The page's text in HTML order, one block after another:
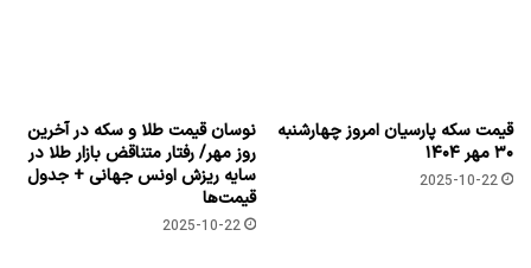
قیمت سکه پارسیان امروز چهارشنبه
۳۰ مهر ۱۴۰۴
2025-10-22
نوسان قیمت طلا و سکه در آخرین
روز مهر/ رفتار متناقض بازار طلا در
سایه ریزش اونس جهانی + جدول
قیمت‌ها
2025-10-22